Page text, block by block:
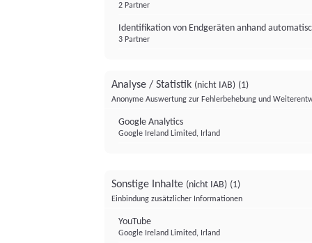
2 Partner
Identifikation von Endgeräten anhand
3 Partner
Analyse / Statistik (nicht IAB) (1)
Anonyme Auswertung zur Fehlerbehebung und
Google Analytics
Google Ireland Limited, Irland
Sonstige Inhalte (nicht IAB) (1)
Einbindung zusätzlicher Informationen
YouTube
Google Ireland Limited, Irland